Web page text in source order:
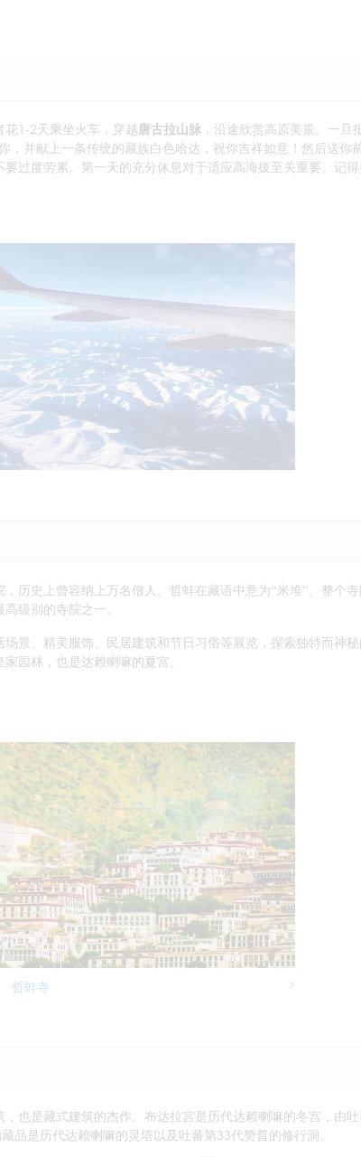
花1-2天乘坐火车，穿越唐古拉山脉 ，沿途欣赏高原美景。一旦
并献上一条传统的藏族白色哈达，祝你吉祥如意！然后送你
过度劳累。第一天的充分休息对于适应高海拔至关重要。记
，历史上曾容纳上万名僧人。哲蚌在藏语中意为“米堆”。整个
级别的寺院之一。
场景、精美服饰、民居建筑和节日习俗等展览，探索独特而神
家园林，也是达赖喇嘛的夏宫。
哲蚌寺
，也是藏式建筑的杰作。布达拉宫是历代达赖喇嘛的冬宫，由
品是历代达赖喇嘛的灵塔以及吐蕃第33代赞普的修行洞。